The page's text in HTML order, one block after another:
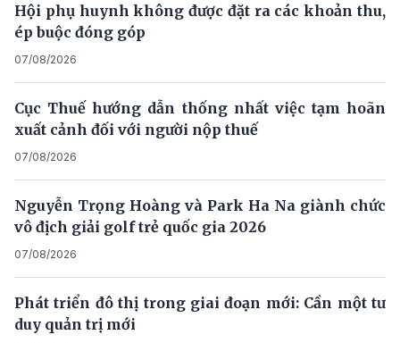
Hội phụ huynh không được đặt ra các khoản thu,
ép buộc đóng góp
07/08/2026
Cục Thuế hướng dẫn thống nhất việc tạm hoãn
xuất cảnh đối với người nộp thuế
07/08/2026
Nguyễn Trọng Hoàng và Park Ha Na giành chức
vô địch giải golf trẻ quốc gia 2026
07/08/2026
Phát triển đô thị trong giai đoạn mới: Cần một tư
duy quản trị mới